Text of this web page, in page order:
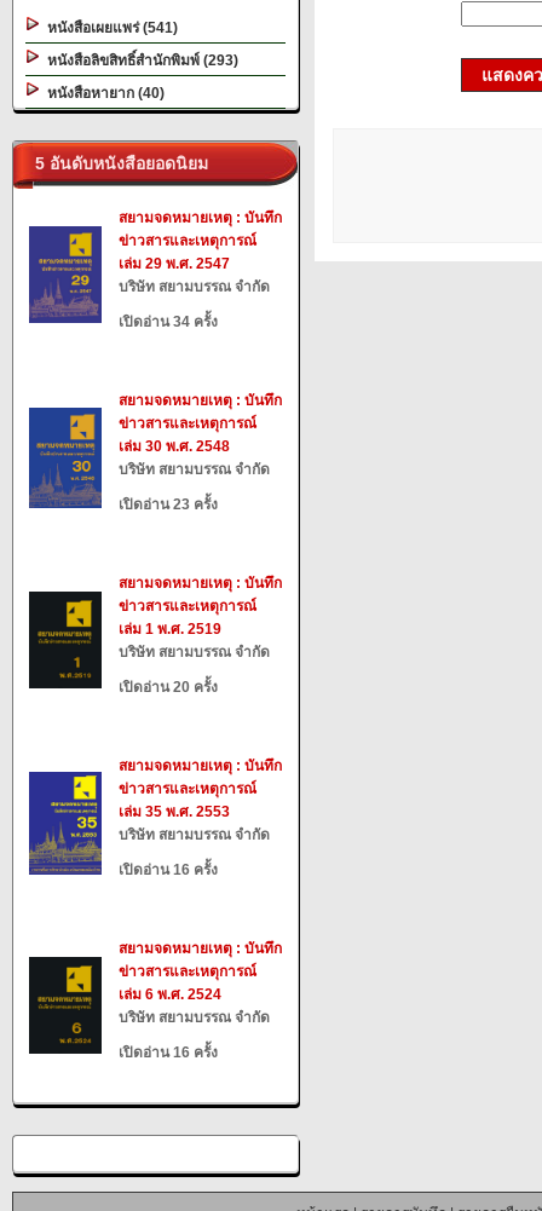
หนังสือเผยแพร่ (541)
หนังสือลิขสิทธิ์สำนักพิมพ์ (293)
หนังสือหายาก (40)
5 อันดับหนังสือยอดนิยม
สยามจดหมายเหตุ : บันทึก
ข่าวสารและเหตุการณ์
เล่ม 29 พ.ศ. 2547
บริษัท สยามบรรณ จำกัด
เปิดอ่าน 34 ครั้ง
สยามจดหมายเหตุ : บันทึก
ข่าวสารและเหตุการณ์
เล่ม 30 พ.ศ. 2548
บริษัท สยามบรรณ จำกัด
เปิดอ่าน 23 ครั้ง
สยามจดหมายเหตุ : บันทึก
ข่าวสารและเหตุการณ์
เล่ม 1 พ.ศ. 2519
บริษัท สยามบรรณ จำกัด
เปิดอ่าน 20 ครั้ง
สยามจดหมายเหตุ : บันทึก
ข่าวสารและเหตุการณ์
เล่ม 35 พ.ศ. 2553
บริษัท สยามบรรณ จำกัด
เปิดอ่าน 16 ครั้ง
สยามจดหมายเหตุ : บันทึก
ข่าวสารและเหตุการณ์
เล่ม 6 พ.ศ. 2524
บริษัท สยามบรรณ จำกัด
เปิดอ่าน 16 ครั้ง
แสดงค